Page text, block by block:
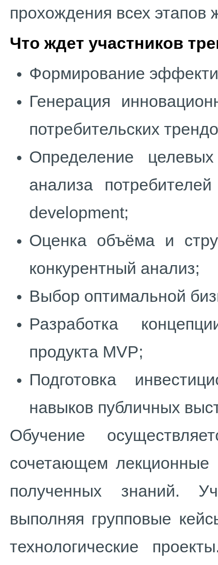
прохождения всех этапов
Что ждет участников
Формирование
Генерация
потребительских
Определение
анализа
development;
Оценка объёма и
конкурентный анализ;
Выбор оптимальной
Разработка
продукта MVP;
Подготовка
навыков публичных
Обучение
сочетающем лекционные
полученных знаний.
выполняя групповые
технологические